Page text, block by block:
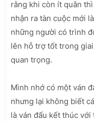
rằng khi còn ít quân
nhận ra tàn cuộc mới
những người có trình
lên hỗ trợ tốt trong
quan trọng.
Mình nhớ có một ván
nhưng lại không biết
là ván đấu kết thúc